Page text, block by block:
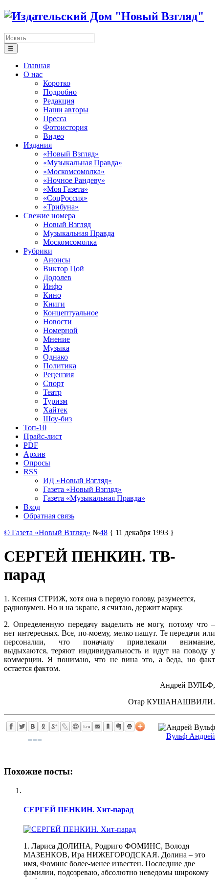
☰
Главная
О нас
Коротко
Подробно
Редакция
Наши авторы
Пресса
Фотоистория
Видео
Издания
«Новый Взгляд»
«Музыкальная Правда»
«Москомсомолка»
«Ночное Рандеву»
«Моя Газета»
«СоцРоссия»
«Трибуна»
Свежие номера
Новый Взгляд
Музыкальная Правда
Москомсомолка
Рубрики
Анонсы
Виктор Цой
Додолев
Инфо
Кино
Книги
Концептуальное
Новости
Номерной
Мнение
Музыка
Однако
Политика
Рецензия
Спорт
Театр
Туризм
Хайтек
Шоу-биз
Топ-10
Прайс-лист
PDF
Архив
Опросы
RSS
ИД «Новый Взгляд»
Газета «Новый Взгляд»
Газета «Музыкальная Правда»
Вход
Обратная связь
© Газета «Новый Взгляд» №48 { 11 декабря 1993 }
СЕРГЕЙ ПЕНКИН. ТВ-
парад
1. Ксения СТРИЖ, хотя она в первую голову, разумеется,
радиовумен. Но и на экране, я считаю, держит марку.
2. Определенную передачу выделить не могу, потому что –
нет интересных. Все, по-моему, мелко пашут. Те передачи или
персоналии, что поначалу привлекали внимание,
выдыхаются, теряют индивидуальность и идут на поводу у
коммерции. Я понимаю, что не вина это, а беда, но факт
остается фактом.
Андрей ВУЛЬФ,
Отар КУШАНАШВИЛИ.
Вульф Андрей
Похожие посты:
СЕРГЕЙ ПЕНКИН. Хит-парад
1. Лариса ДОЛИНА, Родриго ФОМИНС, Володя
МАЗЕНКОВ, Ира НИЖЕГОРОДСКАЯ. Долина – это
имя, Фоминс более-менее известен. Последние две
фамилии, подозреваю, абсолютно неведомы широкому